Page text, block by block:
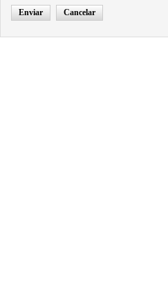
Enviar Cancelar